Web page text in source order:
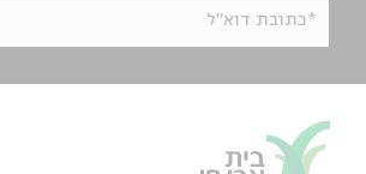
*כתובת דוא"ל